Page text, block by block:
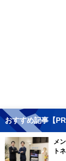
おすすめ記事【PR
メ
ト